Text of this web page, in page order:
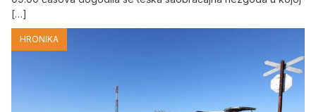
[…]
HRONIKA